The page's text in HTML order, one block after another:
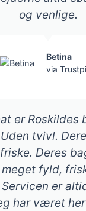
og venlige.
Betina
via
er Roskildes
tvivl.
Deres
fyld,
er
har været